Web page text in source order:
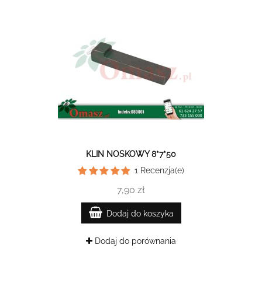
KLIN NOSKOWY 8*7*50
1 Recenzja(e)
7,90 zł
Dodaj do koszyka
Dodaj do porównania